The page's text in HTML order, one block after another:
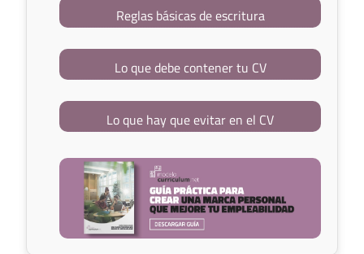
Reglas básicas de escritura
Lo que debe contener tu CV
Lo que hay que evitar en el CV